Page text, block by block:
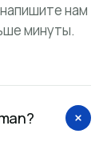
нам
минуты.